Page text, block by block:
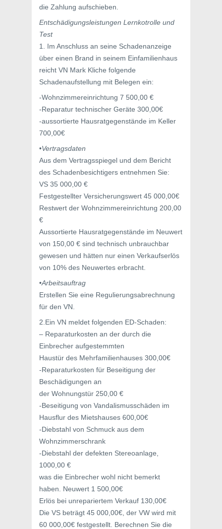
die Zahlung aufschieben.
Entschädigungsleistungen Lernkotrolle und
Test
1. Im Anschluss an seine Schadenanzeige
über einen Brand in seinem Einfamilienhaus
reicht VN Mark Kliche folgende
Schadenaufstellung mit Belegen ein:
-Wohnzimmereinrichtung 7 500,00 €
-Reparatur technischer Geräte 300,00€
-aussortierte Hausratgegenstände im Keller
700,00€
•Vertragsdaten
Aus dem Vertragsspiegel und dem Bericht
des Schadenbesichtigers entnehmen Sie:
VS 35 000,00 €
Festgestellter Versicherungswert 45 000,00€
Restwert der Wohnzimmereinrichtung 200,00
€
Aussortierte Hausratgegenstände im Neuwert
von 150,00 € sind technisch unbrauchbar
gewesen und hätten nur einen Verkaufserlös
von 10% des Neuwertes erbracht.
•Arbeitsauftrag
Erstellen Sie eine Regulierungsabrechnung
für den VN.
2.Ein VN meldet folgenden ED-Schaden:
– Reparaturkosten an der durch die
Einbrecher aufgestemmten
Haustür des Mehrfamilienhauses 300,00€
-Reparaturkosten für Beseitigung der
Beschädigungen an
der Wohnungstür 250,00 €
-Beseitigung von Vandalismusschäden im
Hausflur des Mietshauses 600,00€
-Diebstahl von Schmuck aus dem
Wohnzimmerschrank
-Diebstahl der defekten Stereoanlage,
1000,00 €
was die Einbrecher wohl nicht bemerkt
haben. Neuwert 1 500,00€
Erlös bei unrepariertem Verkauf 130,00€
Die VS beträgt 45 000,00€, der VW wird mit
60 000,00€ festgestellt. Berechnen Sie die